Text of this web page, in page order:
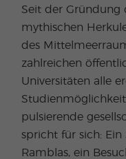
Seit der Gründung
mythischen
des
zahlreichen
Universitäten alle
pulsierende
spricht für sich:
Ramblas, ein